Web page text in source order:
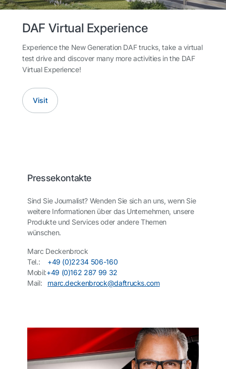
DAF Virtual Experience
Experience the New Generation DAF trucks, take a virtual
test drive and discover many more activities in the DAF
Virtual Experience!
Visit
Pressekontakte
Sind Sie Journalist? Wenden Sie sich an uns, wenn Sie
weitere Informationen über das Unternehmen, unsere
Produkte und Services oder andere Themen
wünschen.
Marc Deckenbrock
Tel.: +49 (0)2234 506-160
Mobil:+49 (0)162 287 99 32
Mail: marc.deckenbrock@daftrucks.com